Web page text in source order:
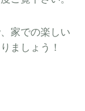
家での楽しい
ましょう！